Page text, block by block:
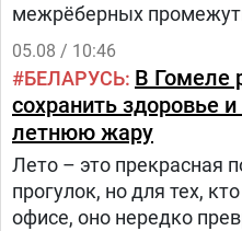
межрёберных
05.08 / 10:46
БЕЛАРУСЬ В Гомеле
сохранить здоровье
летнюю жару
Лето – это прекрасная
прогулок, но для тех,
офисе, оно нередко